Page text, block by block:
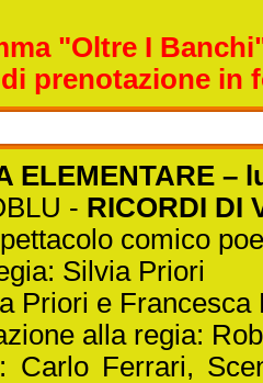
"Oltre I
prenotazione in
ELEMENTARE –
- RICORDI DI
comico
Silvia Priori
Priori e Francesca
alla regia:
Carlo Ferrari,